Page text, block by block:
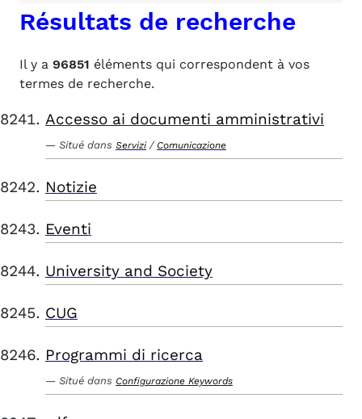
Résultats de recherche
Il y a 96851 éléments qui correspondent à vos
termes de recherche.
Accesso ai documenti amministrativi
Situé dans Servizi / Comunicazione
Notizie
Eventi
University and Society
CUG
Programmi di ricerca
Situé dans Configurazione Keywords